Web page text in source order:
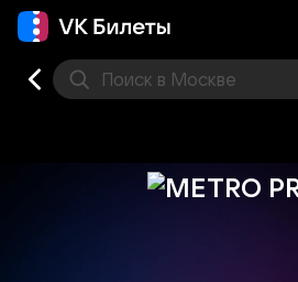
Поиск в Москве